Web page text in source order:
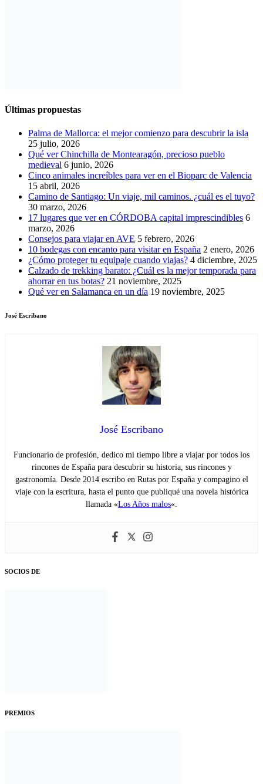
Últimas propuestas
Palma de Mallorca: el mejor comienzo para descubrir la isla
25 julio, 2026
Qué ver Chinchilla de Montearagón, precioso pueblo
medieval 6 junio, 2026
Cinco animales increíbles para ver en el Bioparc de Valencia
15 abril, 2026
Camino de Santiago: Un viaje, mil caminos. ¿cuál es el tuyo?
30 marzo, 2026
17 lugares que ver en CÓRDOBA capital imprescindibles 6
marzo, 2026
Consejos para viajar en AVE 5 febrero, 2026
10 bodegas con encanto para visitar en España 2 enero, 2026
¿Cómo proteger tu equipaje cuando viajas? 4 diciembre, 2025
Calzado de trekking barato: ¿Cuál es la mejor temporada para
ahorrar en tus botas? 21 noviembre, 2025
Qué ver en Salamanca en un día 19 noviembre, 2025
José Escribano
José Escribano
Funcionario de profesión, dedico mi tiempo libre a viajar por todos los
rincones de España para descubrir su historia, sus rincones y
gastronomía. Desde 2014 escribo en Rutas por España y compagino el
viaje con la escritura, hasta el punto que publiqué una novela histórica
llamada «Los Años malos«.
SOCIOS DE
PREMIOS